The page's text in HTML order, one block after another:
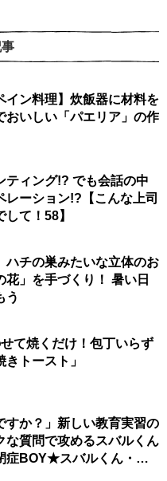
イン料理】炊飯器に材料を
おいしい「パエリア」の作
ティング!? でも会話の中
レーション!?【こんな上司
して！58】
ハチの巣みたいな立体のお
花」を手づくり！ 暑い日
う
せて焼くだけ！包丁いらず
トースト」
すか？」新しい教育実習の
な質問で攻めるスバルくん
症BOY★スバルくん・